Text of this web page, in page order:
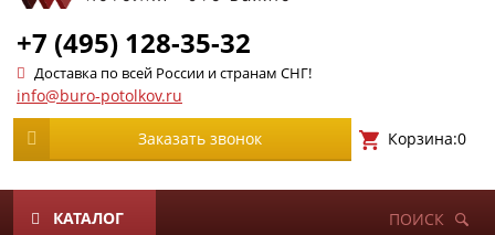
+7 (495) 128-35-32
Доставка по всей России и странам СНГ!
info@buro-potolkov.ru
Заказать звонок Корзина:0
КАТАЛОГ ПОИСК